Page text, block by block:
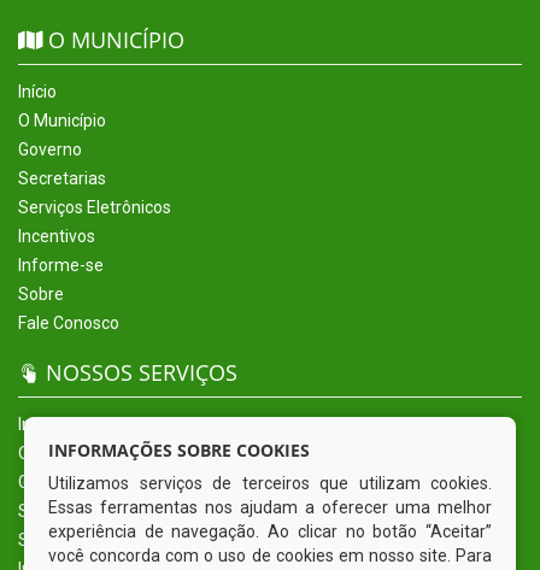
O MUNICÍPIO
Início
O Município
Governo
Secretarias
Serviços Eletrônicos
Incentivos
Informe-se
Sobre
Fale Conosco
NOSSOS SERVIÇOS
Início
O Município
Governo
Secretarias
Serviços Eletrônicos
INFORMAÇÕES SOBRE COOKIES
Utilizamos serviços de terceiros que utilizam cookies.
Essas ferramentas nos ajudam a oferecer uma melhor
experiência de navegação. Ao clicar no botão “Aceitar”
você concorda com o uso de cookies em nosso site. Para